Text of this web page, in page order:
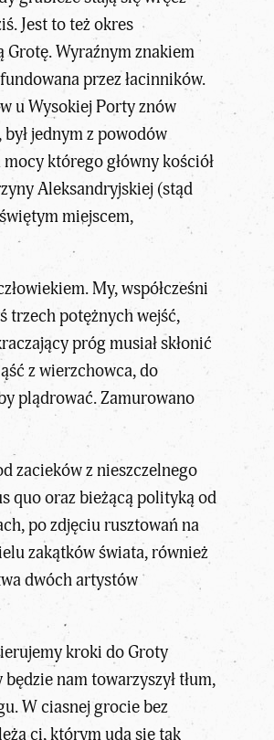
Jest to też okres
Grotę. Wyraźnym znakiem
przez łacinników.
u Wysokiej Porty znów
jednym z powodów
którego główny kościół
Aleksandryjskiej (stąd
miejscem,
My, współcześni
trzech potężnych wejść,
próg musiał skłonić
z wierzchowca, do
plądrować. Zamurowano
zacieków z nieszczelnego
quo oraz bieżącą polityką od
po zdjęciu rusztowań na
zakątków świata, również
dwóch artystów
kroki do Groty
nam towarzyszył tłum,
W ciasnej grocie bez
ci, którym uda się tak